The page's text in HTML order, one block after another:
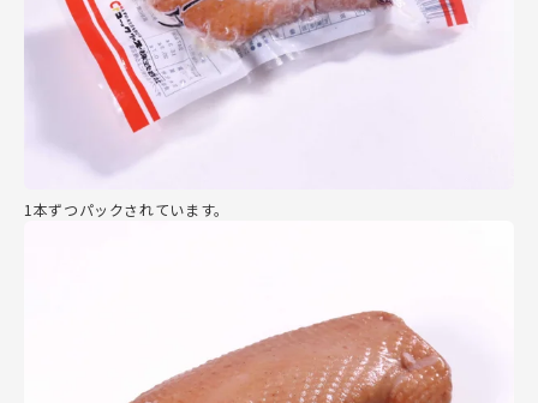
1本ずつパックされています。